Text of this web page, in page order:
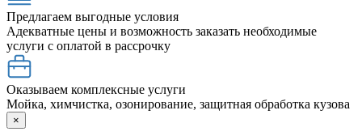
Предлагаем выгодные условия
Адекватные цены и возможность заказать необходимые
услуги с оплатой в рассрочку
Оказываем комплексные услуги
Мойка, химчистка, озонирование, защитная обработка кузова
×